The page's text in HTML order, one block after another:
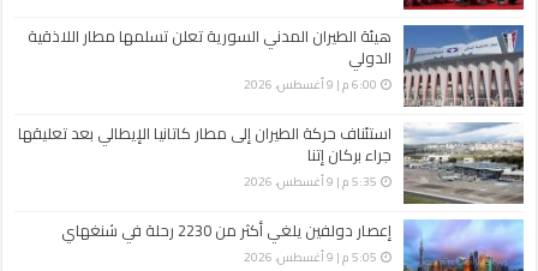
هيئة الطيران المدني السورية تعلن تسلمها مطار اللاذقية
الدولي
6:00 م | 9 أغسطس، 2026
استئناف حركة الطيران إلى مطار كاتانيا الإيطالي بعد تعليقها
جراء بركان إتنا
5:35 م | 9 أغسطس، 2026
إعصار دولفين يلغي أكثر من 2230 رحلة في شنغهاي
5:05 م | 9 أغسطس، 2026